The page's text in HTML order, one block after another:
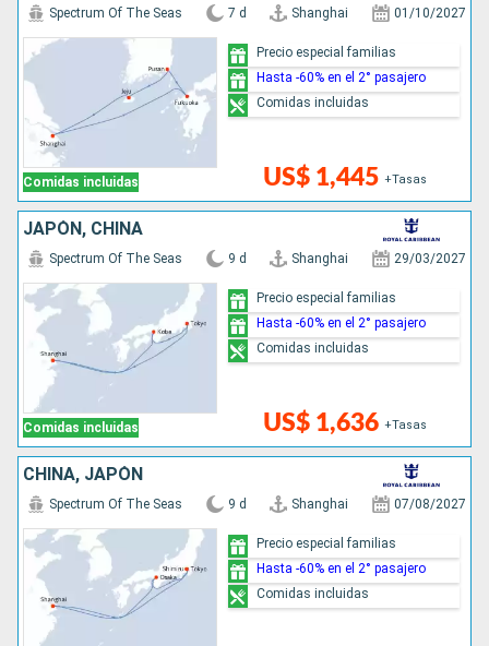
Comidas incluidas
Spectrum Of The Seas 7 d Shanghai 01/10/2027
US$ 1,445 +Tasas
Precio especial familias
Hasta -60% en el 2° pasajero
Comidas incluidas
JAPÓN, CHINA
Comidas incluidas
Spectrum Of The Seas 9 d Shanghai 29/03/2027
US$ 1,636 +Tasas
Precio especial familias
Hasta -60% en el 2° pasajero
Comidas incluidas
CHINA, JAPÓN
Spectrum Of The Seas 9 d Shanghai 07/08/2027
Precio especial familias
Hasta -60% en el 2° pasajero
Comidas incluidas